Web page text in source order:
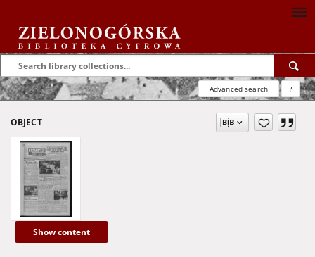
Advanced search ?
OBJECT
Show content